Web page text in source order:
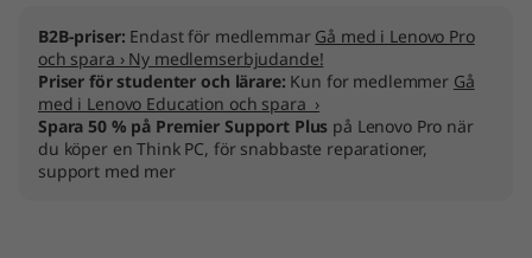
B2B-priser: Endast för medlemmar Gå med i Lenovo Pro
och spara › Ny medlemserbjudande!
Priser för studenter och lärare: Kun for medlemmer Gå
med i Lenovo Education och spara ›
Spara 50 % på Premier Support Plus på Lenovo Pro när
du köper en Think PC, för snabbaste reparationer,
support med mer